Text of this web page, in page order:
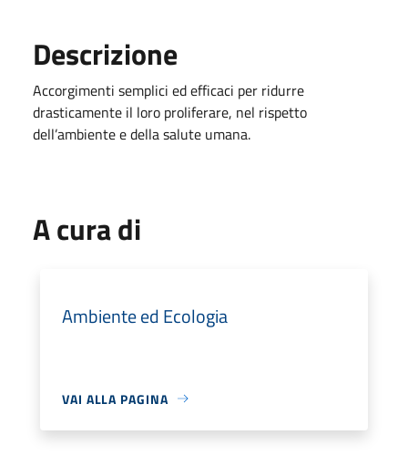
Descrizione
Accorgimenti semplici ed efficaci per ridurre
drasticamente il loro proliferare, nel rispetto
dell’ambiente e della salute umana.
A cura di
Ambiente ed Ecologia
VAI ALLA PAGINA